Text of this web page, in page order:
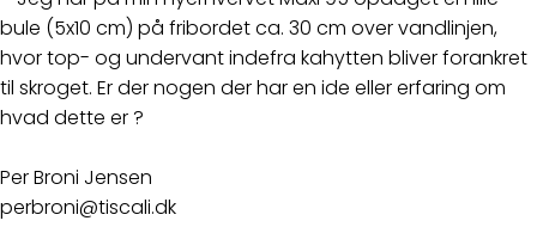
bule (5x10 cm) på fribordet ca. 30 cm over vandlinjen,
hvor top- og undervant indefra kahytten bliver forankret
til skroget. Er der nogen der har en ide eller erfaring om
hvad dette er ?
Per Broni Jensen
perbroni@tiscali.dk